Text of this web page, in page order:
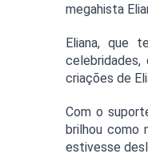
megahista
Eliana, que
celebridades,
criações de
Com o
brilhou como
estivesse